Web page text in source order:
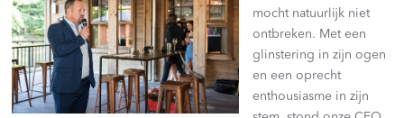
mocht natuurlijk niet
ontbreken. Met een
glinstering in zijn ogen
en een oprecht
enthousiasme in zijn